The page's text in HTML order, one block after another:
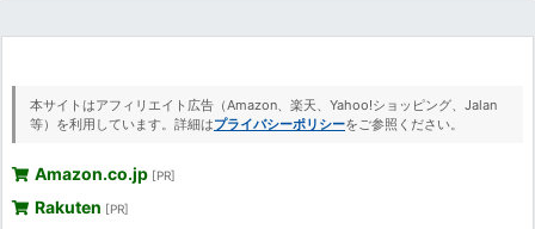
本サイトはアフィリエイト広告（Amazon、楽天、Yahoo!ショッピング、Jalan
等）を利用しています。詳細はプライバシーポリシーをご参照ください。
Amazon.co.jp [PR]
Rakuten [PR]